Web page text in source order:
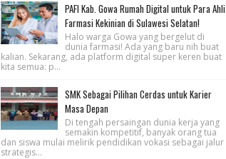
PAFI Kab. Gowa Rumah Digital untuk Para Ahli
Farmasi Kekinian di Sulawesi Selatan!
Halo warga Gowa yang bergelut di
dunia farmasi! Ada yang baru nih buat
kalian. Sekarang, ada platform digital super keren buat
kita semua: p...
SMK Sebagai Pilihan Cerdas untuk Karier
Masa Depan
Di tengah persaingan dunia kerja yang
semakin kompetitif, banyak orang tua
dan siswa mulai melirik pendidikan vokasi sebagai jalur
strategis...